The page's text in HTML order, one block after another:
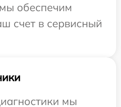
обеспечим
счет в сервисный
мы